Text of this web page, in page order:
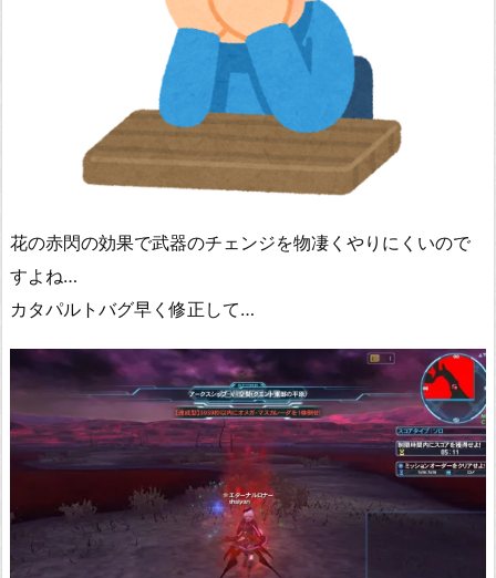
花の赤閃の効果で武器のチェンジを物凄くやりにくいので
すよね…
カタパルトバグ早く修正して…